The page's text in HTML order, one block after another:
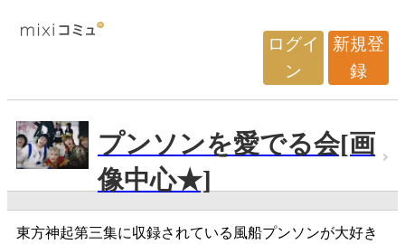
ログイ
ン
新規登
録
プンソンを愛でる会[画
像中心★]
東方神起第三集に収録されている風船プンソンが大好き